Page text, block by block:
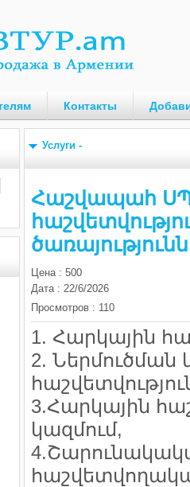
Контакты
Услуги -
Հաշվապահ
Цена: 500
Дата: 22/6/2026
Просмотров : 110
1. Հարկային
2.
3.Հարկային
կազմում,